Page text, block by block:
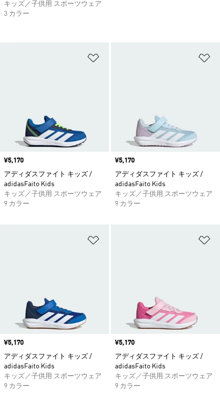
価格
¥5,170
アディダスファイト キッズ /
adidasFaito Kids
キッズ／子供用 スポーツウェア
9 カラー
価格
¥5,170
アディダスファイト キッズ /
adidasFaito Kids
キッズ／子供用 スポーツウェア
9 カラー
価格
¥5,170
アディダスファイト キッズ /
adidasFaito Kids
キッズ／子供用 スポーツウェア
9 カラー
価格
¥5,170
アディダスファイト キッズ /
adidasFaito Kids
キッズ／子供用 スポーツウェア
9 カラー
キッズ／子供用 スポーツウェア
3 カラー